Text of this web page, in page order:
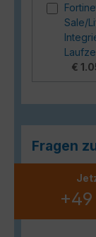
Sale/
€
Fragen